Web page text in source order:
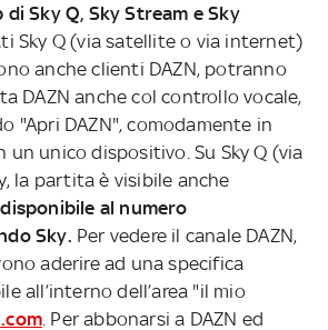
di Sky Q, Sky Stream e Sky
Sky Q (via satellite o via internet)
anche clienti DAZN, potranno
DAZN anche col controllo vocale,
"Apri DAZN", comodamente in
un unico dispositivo. Su Sky Q (via
la partita è visibile anche
al numero
Sky. Per vedere il canale DAZN,
aderire ad una specifica
all’interno dell’area "il mio
. Per abbonarsi a DAZN ed